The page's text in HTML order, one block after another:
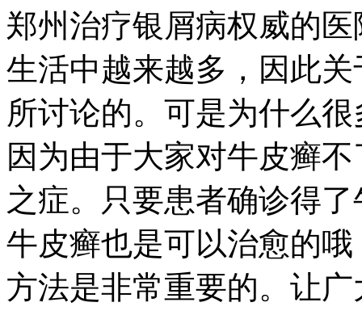
郑州治疗银屑病权威的
生活中越来越多，因此
所讨论的。可是为什么
因为由于大家对牛皮癣
之症。只要患者确诊得
牛皮癣也是可以治愈的
方法是非常重要的。让